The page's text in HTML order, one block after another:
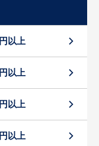
以上
以上
以上
以上